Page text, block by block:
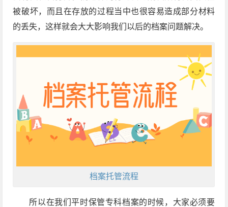
被破坏，而且在存放的过程当中也很容易造成部分材料
的丢失，这样就会大大影响我们以后的档案问题解决。
档案托管流程
所以在我们平时保管专科档案的时候，大家必须要